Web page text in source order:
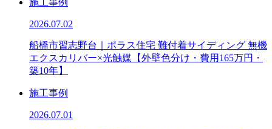
施工事例
2026.07.02
船橋市習志野台｜ポラス住宅 難付着サイディング 無機
エクスカリバー×光触媒【外壁色分け・費用165万円・
築10年】
施工事例
2026.07.01